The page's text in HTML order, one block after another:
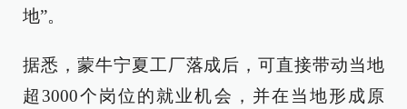
地”。
据悉，蒙牛宁夏工厂落成后，可直接带动当地
超3000个岗位的就业机会，并在当地形成原